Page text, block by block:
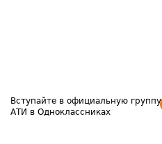
Вступайте в официальную группу
АТИ в Одноклассниках